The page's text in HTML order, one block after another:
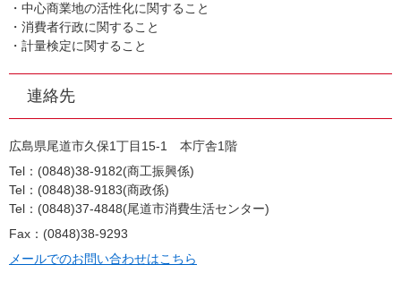
・中心商業地の活性化に関すること
・消費者行政に関すること
・計量検定に関すること
連絡先
広島県尾道市久保1丁目15-1 本庁舎1階
Tel：(0848)38-9182 商工振興係
Tel：(0848)38-9183 商政係
Tel：(0848)37-4848 尾道市消費生活センター
Fax：(0848)38-9293
メールでのお問い合わせはこちら